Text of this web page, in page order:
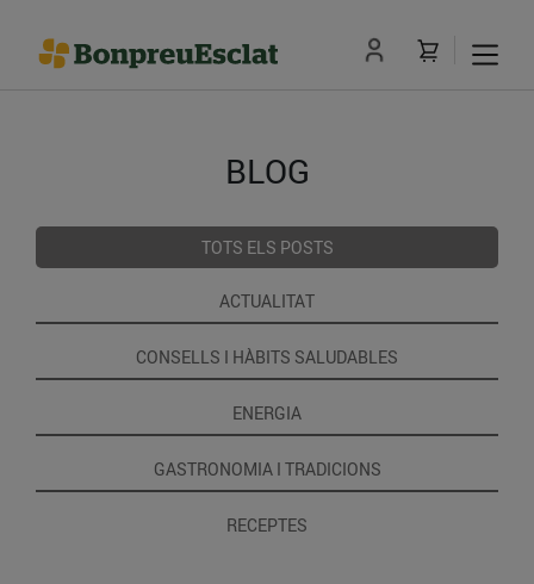
BLOG
TOTS ELS POSTS
ACTUALITAT
CONSELLS I HÀBITS SALUDABLES
ENERGIA
GASTRONOMIA I TRADICIONS
RECEPTES